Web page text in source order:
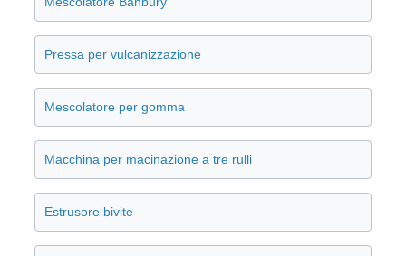
Pressa per vulcanizzazione
Mescolatore per gomma
Macchina per macinazione a tre rulli
Estrusore bivite